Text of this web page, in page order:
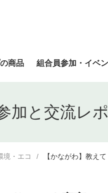
商品 組合員参加・イベ
加と交流レ
境・エコ 【かながわ】教え